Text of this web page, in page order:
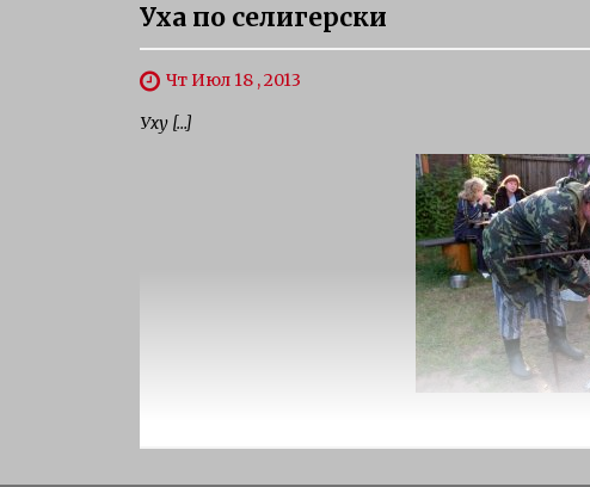
Уха по селигерски
Чт Июл 18 , 2013
Уху […]